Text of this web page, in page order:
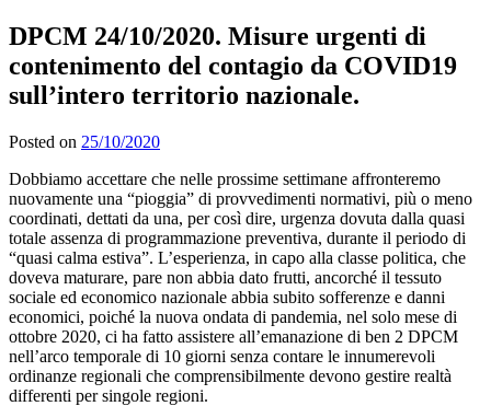
DPCM 24/10/2020. Misure urgenti di
contenimento del contagio da COVID19
sull’intero territorio nazionale.
Posted on 25/10/2020
Dobbiamo accettare che nelle prossime settimane affronteremo
nuovamente una “pioggia” di provvedimenti normativi, più o meno
coordinati, dettati da una, per così dire, urgenza dovuta dalla quasi
totale assenza di programmazione preventiva, durante il periodo di
“quasi calma estiva”. L’esperienza, in capo alla classe politica, che
doveva maturare, pare non abbia dato frutti, ancorché il tessuto
sociale ed economico nazionale abbia subito sofferenze e danni
economici, poiché la nuova ondata di pandemia, nel solo mese di
ottobre 2020, ci ha fatto assistere all’emanazione di ben 2 DPCM
nell’arco temporale di 10 giorni senza contare le innumerevoli
ordinanze regionali che comprensibilmente devono gestire realtà
differenti per singole regioni.